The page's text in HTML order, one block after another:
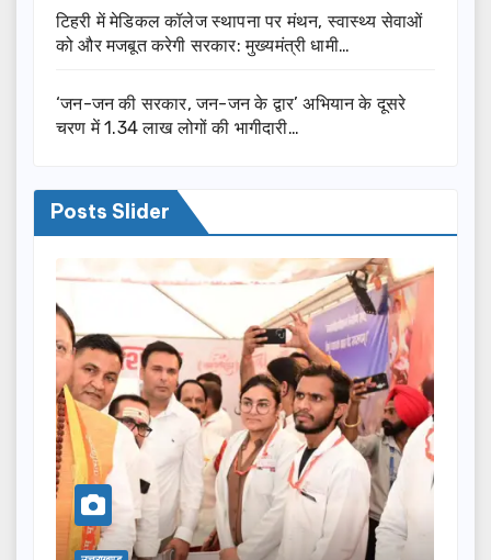
टिहरी में मेडिकल कॉलेज स्थापना पर मंथन, स्वास्थ्य सेवाओं
को और मजबूत करेगी सरकार: मुख्यमंत्री धामी…
‘जन-जन की सरकार, जन-जन के द्वार’ अभियान के दूसरे
चरण में 1.34 लाख लोगों की भागीदारी…
Posts Slider